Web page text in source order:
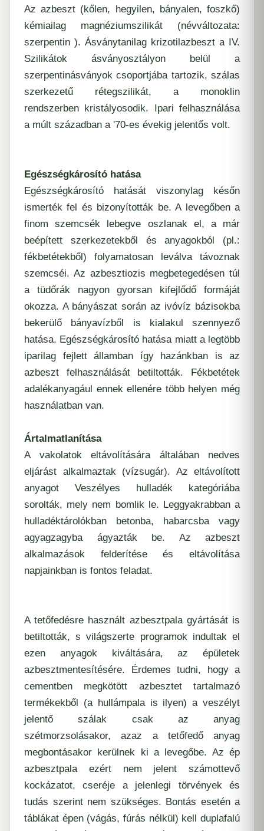
Azazbeszt (kőlen, hegyilen, bányalen, foszkő)
kémiailag magnéziumszilikát (névváltozata:
szerpentin ). Ásványtanilag krizotilazbeszt a IV.
Szilikátok ásványosztályon belül a
szerpentinásványok csoportjába tartozik, szálas
szerkezetű rétegszilikát, a monoklin
rendszerben kristályosodik. Ipari felhasználása
a múlt században a '70-es évekig jelentős volt.
Egészségkárosító hatása
Egészségkárosító hatását viszonylag későn
ismerték fel és bizonyították be. A levegőben a
finom szemcsék lebegve oszlanak el, a már
beépített szerkezetekből és anyagokból (pl.:
fékbetétekből) folyamatosan leválva távoznak
szemcséi. Az azbesztiozis megbetegedésen túl
a tüdőrák nagyon gyorsan kifejlődő formáját
okozza. A bányászat során az ivóvíz bázisokba
bekerülő bányavízből is kialakul szennyező
hatása. Egészségkárosító hatása miatt a legtöbb
iparilag fejlett államban így hazánkban is az
azbeszt felhasználását betiltották. Fékbetétek
adalékanyagául ennek ellenére több helyen még
használatban van.
Ártalmatlanítása
A vakolatok eltávolítására általában nedves
eljárást alkalmaztak (vízsugár). Az eltávolított
anyagot Veszélyes hulladék kategóriába
sorolták, mely nem bomlik le. Leggyakrabban a
hulladéktárolókban betonba, habarcsba vagy
agyagzagyba ágyazták be. Az azbeszt
alkalmazások felderítése és eltávolítása
napjainkban is fontos feladat.
A tetőfedésre használt azbesztpala gyártását is
betiltották, s világszerte programok indultak el
ezen anyagok kiváltására, az épületek
azbesztmentesítésére. Érdemes tudni, hogy a
cementben megkötött azbesztet tartalmazó
termékekből (a hullámpala is ilyen) a veszélyt
jelentő szálak csak az anyag
szétmorzsolásakor, azaz a tetőfedő anyag
megbontásakor kerülnek ki a levegőbe. Az ép
azbesztpala ezért nem jelent számottevő
kockázatot, cseréje a jelenlegi törvények és
tudás szerint nem szükséges. Bontás esetén a
táblákat épen (vágás, fúrás nélkül) kell duplafalú